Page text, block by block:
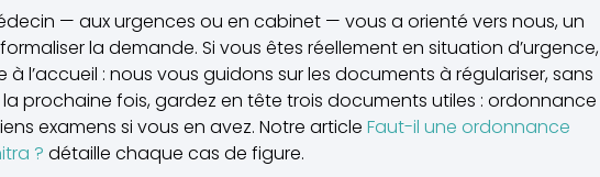
— aux urgences ou en cabinet — vous a orienté vers nous, un
la demande. Si vous êtes réellement en situation d’urgence,
l’accueil : nous vous guidons sur les documents à régulariser, sans
prochaine fois, gardez en tête trois documents utiles : ordonnance
examens si vous en avez. Notre article Faut-il une ordonnance
? détaille chaque cas de figure.